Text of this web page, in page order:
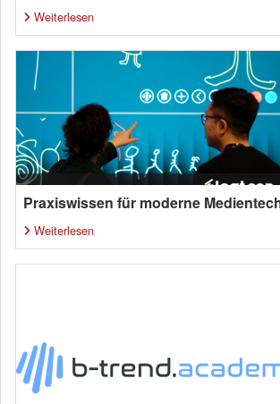
Weiterlesen
Praxiswissen für moderne
Weiterlesen